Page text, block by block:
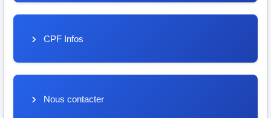
CPF Infos
Nous contacter